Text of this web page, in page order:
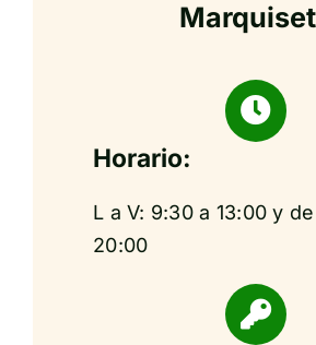
Horario:
L a V: 9:30 a 13:00 y
20:00